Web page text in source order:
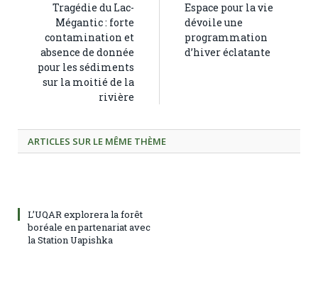
Tragédie du Lac-
Mégantic : forte
contamination et
absence de donnée
pour les sédiments
sur la moitié de la
rivière
Espace pour la vie
dévoile une
programmation
d’hiver éclatante
ARTICLES SUR LE MÊME THÈME
L’UQAR explorera la forêt
boréale en partenariat avec
la Station Uapishka